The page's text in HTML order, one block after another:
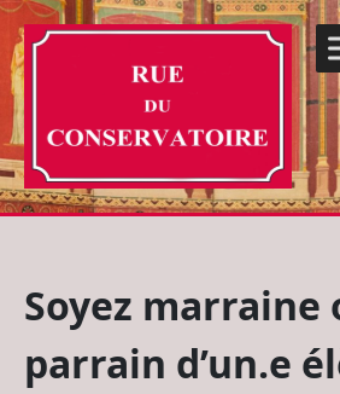
Soyez marraine
parrain d’un.e